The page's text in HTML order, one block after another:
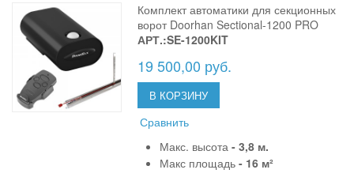
Комплект автоматики для секционных
ворот Doorhan Sectional-1200 PRO
АРТ.:SE-1200KIT
19 500,00 руб.
В КОРЗИНУ
Сравнить
Макс. высота - 3,8 м.
Макс площадь - 16 м²